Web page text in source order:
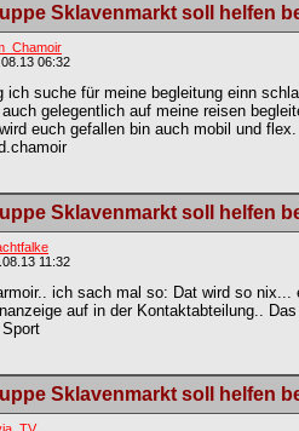
Sklavenmarkt soll helfen
06:32
ich suche für meine begleitung einn
gelegentlich auf meine reisen
euch gefallen bin auch mobil und flex.
Sklavenmarkt soll helfen
11:32
ich sach mal so: Dat wird so
auf in der Kontaktabteilung..
Sklavenmarkt soll helfen